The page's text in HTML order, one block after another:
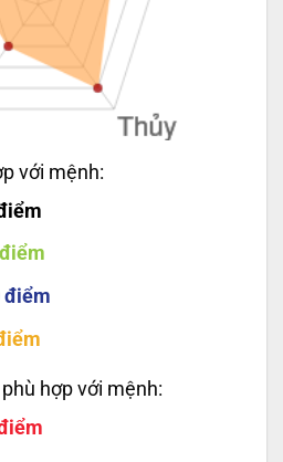
với mệnh:
điểm
hợp với mệnh: